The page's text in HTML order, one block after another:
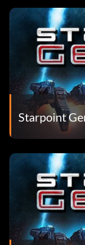
Starpoint